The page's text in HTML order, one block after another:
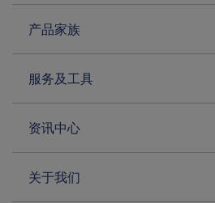
产品家族
服务及工具
资讯中心
关于我们